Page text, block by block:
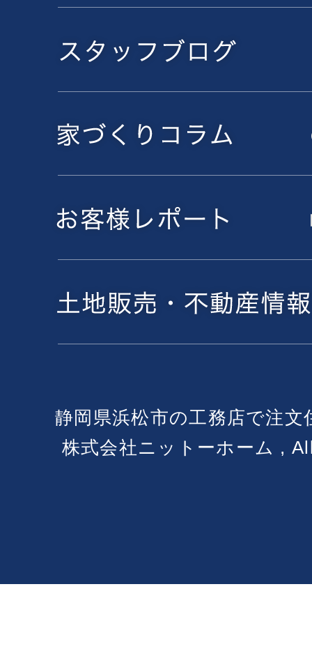
静岡県浜松市の工務店で注
株式会社ニットーホーム ,